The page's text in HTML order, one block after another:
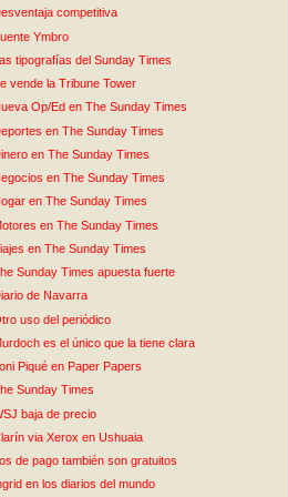
competitiva
Ymbro
tipografías del Sunday Times
vende la Tribune Tower
Op/Ed en The Sunday Times
en The Sunday Times
en The Sunday Times
en The Sunday Times
en The Sunday Times
en The Sunday Times
en The Sunday Times
Sunday Times apuesta fuerte
de Navarra
uso del periódico
es el único que la tiene clara
Piqué en Paper Papers
Sunday Times
baja de precio
via Xerox en Ushuaia
de pago también son gratuitos
en los diarios del mundo